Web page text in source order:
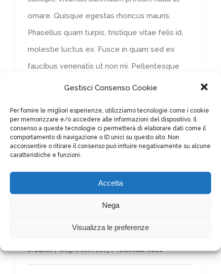
Gestisci Consenso Cookie
Per fornire le migliori esperienze, utilizziamo tecnologie come i cookie
per memorizzare e/o accedere alle informazioni del dispositivo. Il
consenso a queste tecnologie ci permetterà di elaborare dati come il
comportamento di navigazione o ID unici su questo sito. Non
acconsentire o ritirare il consenso può influire negativamente su alcune
caratteristiche e funzioni.
Accetta
Nega
Visualizza le preferenze
ornare. Quisque egestas rhoncus mauris.
Phasellus quam turpis, tristique vitae felis id,
molestie luctus ex. Fusce in quam sed ex
faucibus venenatis ut non mi. Pellentesque
Continua a leggere
Self Hosted Video
Diadmin | Giugno 18th, 2015 | Technical,video